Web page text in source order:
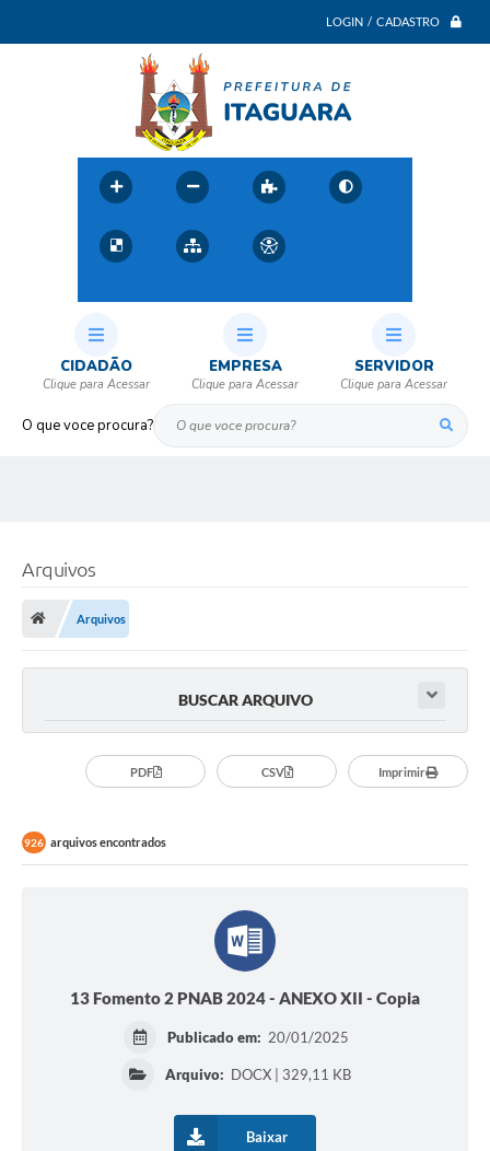
LOGIN / CADASTRO
O que voce procura?
CIDADÃO EMPRESA SERVIDOR
Arquivos
Arquivos
BUSCAR ARQUIVO
PDF CSV Imprimir
926 arquivos encontrados
13 Fomento 2 PNAB 2024 - ANEXO XII - Copia
Publicado em: 20/01/2025
Arquivo: DOCX | 329,11 KB
Baixar